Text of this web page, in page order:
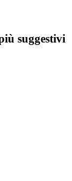
suggestivi